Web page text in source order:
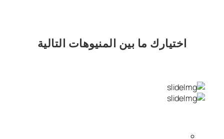
اختيارك ما بين المنيوهات التالية